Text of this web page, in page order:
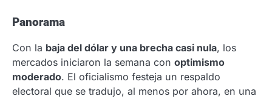
Panorama
Con la baja del dólar y una brecha casi nula, los
mercados iniciaron la semana con optimismo
moderado. El oficialismo festeja un respaldo
electoral que se tradujo, al menos por ahora, en una